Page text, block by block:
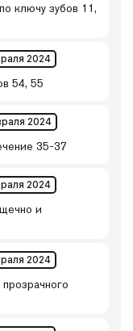
ключу зубов 11,
2024
54, 55
2024
35-37
2024
и
2024